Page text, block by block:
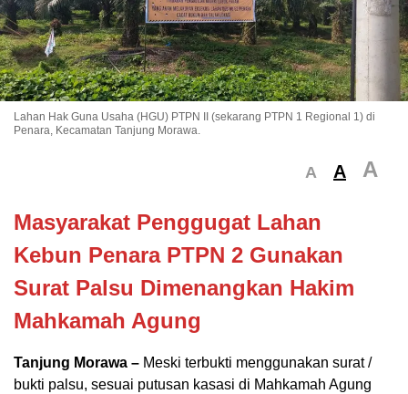
Lahan Hak Guna Usaha (HGU) PTPN II (sekarang PTPN 1 Regional 1) di
Penara, Kecamatan Tanjung Morawa.
A A A
Masyarakat Penggugat Lahan
Kebun Penara PTPN 2 Gunakan
Surat Palsu Dimenangkan Hakim
Mahkamah Agung
Tanjung Morawa – Meski terbukti menggunakan surat /
bukti palsu, sesuai putusan kasasi di Mahkamah Agung